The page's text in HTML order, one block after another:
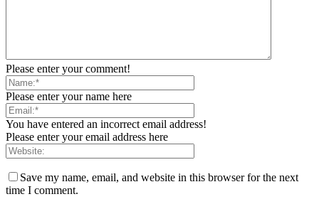
Please enter your comment!
Please enter your name here
You have entered an incorrect email address!
Please enter your email address here
Save my name, email, and website in this browser for the next
time I comment.